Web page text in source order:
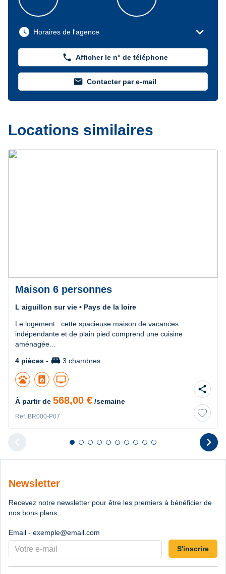
watch_later Horaires de l'agence expand_more
phone Afficher le n° de téléphone
mail Contacter par e-mail
Locations similaires
Diapositive
Précédent
Maison 6 personnes
L aiguillon sur vie • Pays de la loire
Le logement : cette spacieuse maison de vacances
indépendante et de plain pied comprend une cuisine
aménagée...
4 pièces - king_bed 3 chambres
pets local_laundry_service tv
À partir de 568,00 € /semaine
Ref. BR000-P07
share
chevron_right
Suivant
Diapositive 1 sur 10
Diapositive 2 sur 10
Diapositive 3 sur 10
Diapositive 4 sur 10
Diapositive 5 sur 10
Diapositive 6 sur 10
Diapositive 7 sur 10
Diapositive 8 sur 10
Diapositive 9 sur 10
Diapositive 10 sur 10
Newsletter
Recevez notre newsletter pour être les premiers à bénéficier de
nos bons plans.
Email - exemple@email.com
S'inscrire